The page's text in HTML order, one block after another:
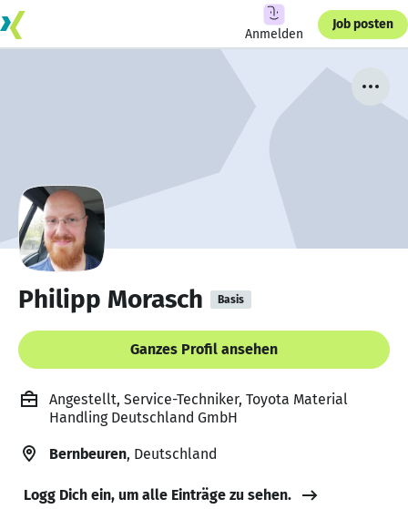
Anmelden
Job posten
Philipp Morasch Basis
Ganzes Profil ansehen
Angestellt, Service-Techniker, Toyota Material
Handling Deutschland GmbH
Bernbeuren, Deutschland
Logg Dich ein, um alle Einträge zu sehen.